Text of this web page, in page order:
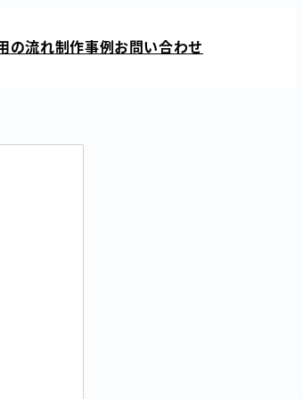
の流れ制作事例 お問い合わせ